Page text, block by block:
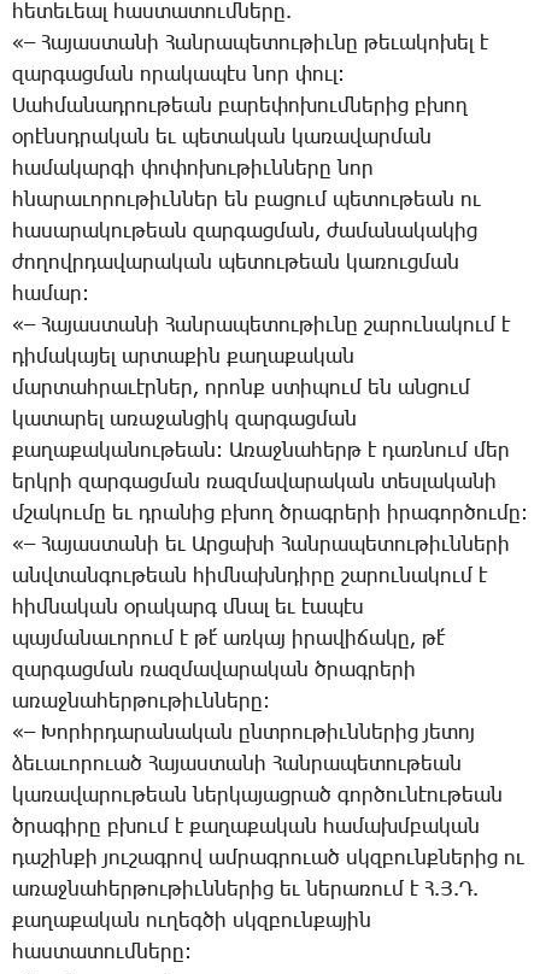
հե­տե­ւեալ հաս­տա­տում­նե­րը.
«– ­Հա­յաս­տա­նի ­Հան­րա­պե­տու­թիւ­նը թե­ւա­կո­խել է
զար­գաց­ման ո­րա­կա­պէս նոր փուլ:
­Սահ­մա­նադ­րու­թեան բա­րե­փո­խում­նե­րից բխող
օ­րէնսդ­րա­կան եւ պե­տա­կան կա­ռա­վար­ման
հա­մա­կար­գի փո­փո­խու­թիւն­նե­րը նոր
հնա­րա­ւո­րու­թիւն­ներ են բա­ցում պե­տու­թեան ու
հա­սա­րա­կու­թեան զար­գաց­ման, ժա­մա­նա­կա­կից
ժո­ղովր­դա­վա­րա­կան պե­տու­թեան կա­ռուց­ման
հա­մար:
«– ­Հա­յաս­տա­նի ­Հան­րա­պե­տու­թիւ­նը շա­րու­նա­կում է
դի­մա­կա­յել ար­տա­քին քա­ղա­քա­կան
մար­տահ­րա­ւէր­ներ, ո­րոնք ստի­պում են ան­ցում
կա­տա­րել ա­ռա­ջան­ցիկ զար­գաց­ման
քա­ղա­քա­կա­նու­թեան: Ա­ռաջ­նա­հերթ է դառ­նում մեր
երկ­րի զար­գաց­ման ռազ­մա­վա­րա­կան տես­լա­կա­նի
մշա­կու­մը եւ դրա­նից բխող ծրագ­րե­րի ի­րա­գոր­ծու­մը:
«– ­Հա­յաս­տա­նի եւ Ար­ցա­խի ­Հան­րա­պե­տու­թիւն­նե­րի
անվ­տան­գու­թեան հիմ­նախն­դի­րը շա­րու­նա­կում է
հիմ­նա­կան օ­րա­կարգ մնալ եւ էա­պէս
պայ­մա­նա­ւո­րում է թէ՛ առ­կայ ի­րա­վի­ճա­կը, թէ՛
զար­գաց­ման ռազ­մա­վա­րա­կան ծրագ­րե­րի
ա­ռաջ­նա­հեր­թու­թիւն­նե­րը:
«– ­Խորհր­դա­րա­նա­կան ընտ­րու­թիւն­նե­րից յե­տոյ
ձե­ւա­ւո­րո­ւած ­Հա­յաս­տա­նի ­Հան­րա­պե­տու­թեան
կա­ռա­վա­րու­թեան ներ­կա­յաց­րած գոր­ծու­նէու­թեան
ծրա­գի­րը բխում է քա­ղա­քա­կան հա­մախմ­բա­կան
դա­շին­քի յու­շագ­րով ամ­րագ­րո­ւած սկզբունք­նե­րից ու
ա­ռաջ­նա­հեր­թու­թիւն­նե­րից եւ նե­րա­ռում է Հ.Յ.Դ.
քա­ղա­քա­կան ու­ղեգ­ծի սկզբուն­քա­յին
հաս­տա­տում­նե­րը: